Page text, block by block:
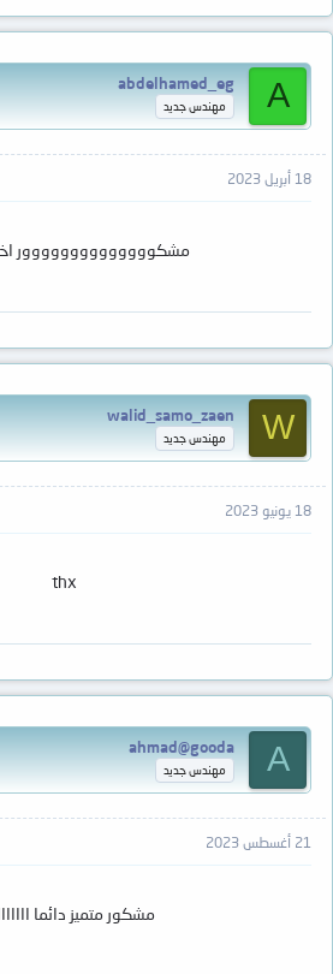
A
abdelhamed_eg
مهندس جديد
18 أبريل 2023
مشكوووووووووووووور
W
walid_samo_zaen
مهندس جديد
18 يونيو 2023
thx
A
ahmad@gooda
مهندس جديد
21 أغسطس 2023
مشكور متميز دائما